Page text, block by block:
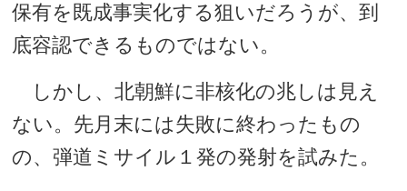
保有を既成事実化する狙いだろうが、到
底容認できるものではない。
しかし、北朝鮮に非核化の兆しは見え
ない。先月末には失敗に終わったもの
の、弾道ミサイル１発の発射を試みた。